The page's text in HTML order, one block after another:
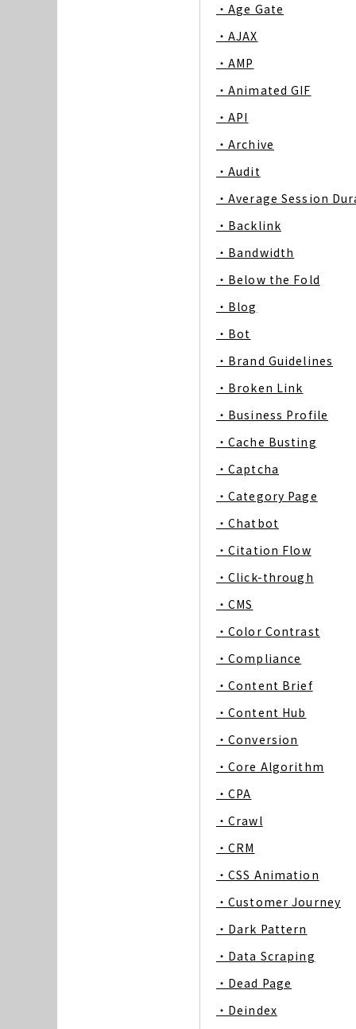
・Age Gate
・AJAX
・AMP
・Animated GIF
・API
・Archive
・Audit
・Average Session
・Backlink
・Bandwidth
・Below the Fold
・Blog
・Bot
・Brand Guidelines
・Broken Link
・Business Profile
・Cache Busting
・Captcha
・Category Page
・Chatbot
・Citation Flow
・Click-through
・CMS
・Color Contrast
・Compliance
・Content Brief
・Content Hub
・Conversion
・Core Algorithm
・CPA
・Crawl
・CRM
・CSS Animation
・Customer Journey
・Dark Pattern
・Data Scraping
・Dead Page
・Deindex